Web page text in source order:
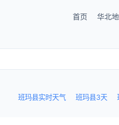
首页 华北
班玛县实时天气 班玛县3天